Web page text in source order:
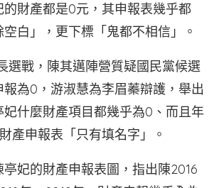
財產都是0元，其申報表幾乎都
空白」，更下標「鬼都不相信」。
選戰，陳其邁陣營質疑國民黨候選
為0，游淑慧為李眉蓁辯護，舉出
妃什麼財產項目都幾乎為0、而且年
產申報表「只有填名字」。
妃的財產申報表圖，指出陳2016